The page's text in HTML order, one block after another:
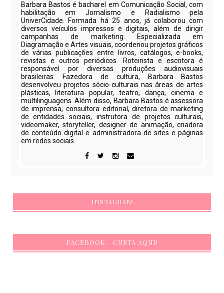
Barbara Bastos é bacharel em Comunicação Social, com
habilitação em Jornalismo e Radialismo pela
UniverCidade. Formada há 25 anos, já colaborou com
diversos veículos impressos e digitais, além de dirigir
campanhas de marketing. Especializada em
Diagramação e Artes visuais, coordenou projetos gráficos
de várias publicações entre livros, catálogos, e-books,
revistas e outros periódicos. Roteirista e escritora é
responsável por diversas produções audiovisuais
brasileiras. Fazedora de cultura, Barbara Bastos
desenvolveu projetos sócio-culturais nas áreas de artes
plásticas, literatura popular, teatro, dança, cinema e
multilinguagens. Além disso, Barbara Bastos é assessora
de imprensa, consultora editorial, diretora de marketing
de entidades sociais, instrutora de projetos culturais,
videomaker, storyteller, designer de animação, criadora
de conteúdo digital e administradora de sites e páginas
em redes sociais.
INSTAGRAM
FACEBOOK - CURTA AQUI!